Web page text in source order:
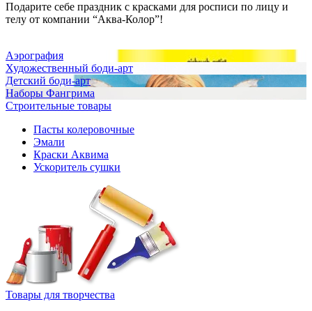
Подарите себе праздник с красками для росписи по лицу и
телу от компании “Аква-Колор”!
Аэрография
Художественный боди-арт
Детский боди-арт
Наборы Фангрима
Строительные товары
Пасты колеровочные
Эмали
Краски Аквима
Ускоритель сушки
Товары для творчества